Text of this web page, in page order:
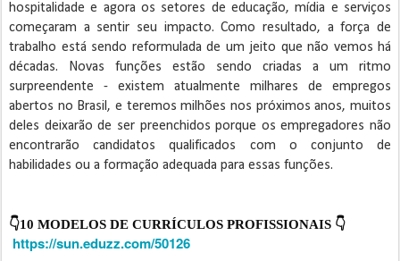
hospitalidade e agora os setores de educação, mídia e serviços
começaram a sentir seu impacto. Como resultado, a força de
trabalho está sendo reformulada de um jeito que não vemos há
décadas. Novas funções estão sendo criadas a um ritmo
surpreendente - existem atualmente milhares de empregos
abertos no Brasil, e teremos milhões nos próximos anos, muitos
deles deixarão de ser preenchidos porque os empregadores não
encontrarão candidatos qualificados com o conjunto de
habilidades ou a formação adequada para essas funções.
👇10 MODELOS DE CURRÍCULOS PROFISSIONAIS 👇
https://sun.eduzz.com/50126